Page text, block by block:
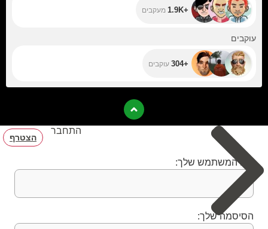
+1.9K מעקבים
עוקבים
+304 עוקבים
התחבר
הצטרף
שם המשתמש שלך:
הסיסמה שלך: